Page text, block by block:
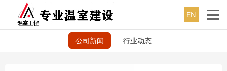
EN
公司新闻 行业动态